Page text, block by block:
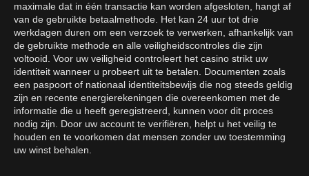
maximale dat in één transactie kan worden afgesloten, hangt af
van de gebruikte betaalmethode. Het kan 24 uur tot drie
werkdagen duren om een verzoek te verwerken, afhankelijk van
de gebruikte methode en alle veiligheidscontroles die zijn
voltooid. Voor uw veiligheid controleert het casino strikt uw
identiteit wanneer u probeert uit te betalen. Documenten zoals
een paspoort of nationaal identiteitsbewijs die nog steeds geldig
zijn en recente energierekeningen die overeenkomen met de
informatie die u heeft geregistreerd, kunnen voor dit proces
nodig zijn. Door uw account te verifiëren, helpt u het veilig te
houden en te voorkomen dat mensen zonder uw toestemming
uw winst behalen.